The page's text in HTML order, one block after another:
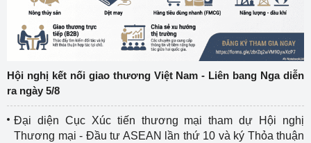
Hội nghị kết nối giao thương Việt Nam - Liên bang Nga diễn
ra ngày 5/8
Đại diện Cục Xúc tiến thương mại tham dự Hội nghị
Thương mại - Đầu tư ASEAN lần thứ 10 và ký Thỏa thuận